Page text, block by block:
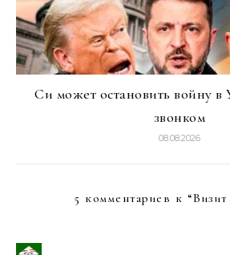
Си может остановить войну
звонком
08.08.2026
5 комментариев к “